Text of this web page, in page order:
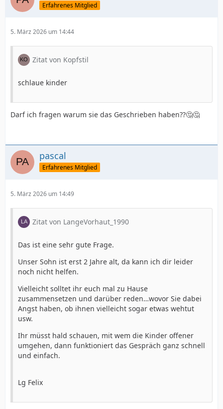
Erfahrenes Mitglied
5. März 2026 um 14:44
Zitat von Kopfstil
schlaue kinder
Darf ich fragen warum sie das Geschrieben haben??🤔🤔
pascal
Erfahrenes Mitglied
5. März 2026 um 14:49
Zitat von LangeVorhaut_1990
Das ist eine sehr gute Frage.
Unser Sohn ist erst 2 Jahre alt, da kann ich dir leider
noch nicht helfen.
Vielleicht solltet ihr euch mal zu Hause
zusammensetzen und darüber reden…wovor Sie dabei
Angst haben, ob ihnen vielleicht sogar etwas wehtut
usw.
Ihr müsst hald schauen, mit wem die Kinder offener
umgehen, dann funktioniert das Gespräch ganz schnell
und einfach.
Lg Felix